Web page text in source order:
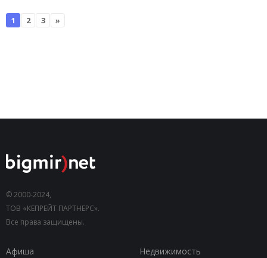
1 2 3 »
© 2000-2024,
ТОВ «КЕПРЕЙТ ПАРТНЕРС».
Все права защищены.
Афиша
Недвижимость